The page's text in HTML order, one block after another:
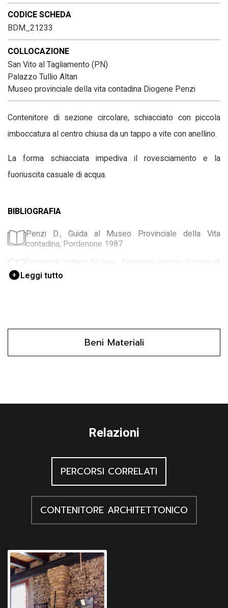
CODICE SCHEDA
BDM_21233
COLLOCAZIONE
San Vito al Tagliamento (PN)
Palazzo Tullio Altan
Museo provinciale della vita contadina Diogene Penzi
Contenitore di sezione circolare, schiacciato con piccola
imboccatura al centro chiusa da un tappo a vite con anellino.
La forma schiacciata impediva il rovesciamento e la
fuoriuscita casuale di acqua.
BIBLIOGRAFIA
Penzi D., Guida al Museo Provinciale della Vita
contadina, Pordenone 1987
Dizionario italiano-friulano, Dizionario italiano-friulano di
vita contadina, Pordenone 2005
materiale e artigianato rurale in Italia e nella Svizzera
italiana e retoromanza, Milano 1980, 2
Un imprest, Un imprest, una storia, una gota di vita, s.l.
Leggi tutto
Beni Materiali
Relazioni
PERCORSI CORRELATI
CONTENITORE ARCHITETTONICO